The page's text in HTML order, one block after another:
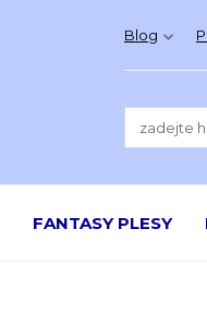
Blog
FANTASY PLESY